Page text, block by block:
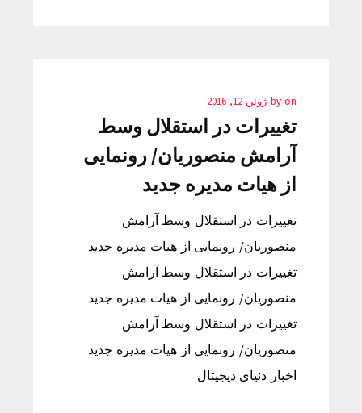
by on ژوئن 12, 2016
تغییرات در استقلال وسط
آرامش منصوریان/ رونمایی
از هیات مدیره جدید
تغییرات در استقلال وسط آرامش
منصوریان/ رونمایی از هیات مدیره جدید
تغییرات در استقلال وسط آرامش
منصوریان/ رونمایی از هیات مدیره جدید
تغییرات در استقلال وسط آرامش
منصوریان/ رونمایی از هیات مدیره جدید
اخبار دنیای دیجیتال